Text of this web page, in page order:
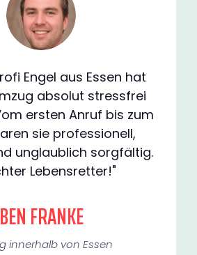
Engel aus Essen hat
absolut stressfrei
ersten Anruf bis zum
sie professionell,
unglaublich sorgfältig.
Lebensretter!"
BEN FRANKE
innerhalb von Essen​